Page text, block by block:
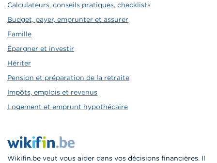
Calculateurs, conseils pratiques, checklists
Budget, payer, emprunter et assurer
Famille
Épargner et investir
Hériter
Pension et préparation de la retraite
Impôts, emplois et revenus
Logement et emprunt hypothécaire
Wikifin.be veut vous aider dans vos décisions financières. Il